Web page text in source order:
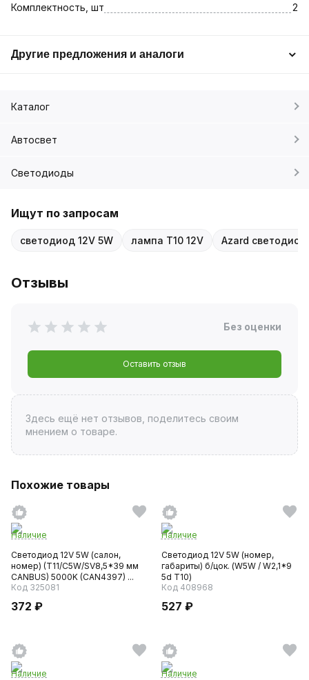
Комплектность, шт 2
Другие предложения и аналоги
Каталог
Автосвет
Светодиоды
Ищут по запросам
светодиод 12V 5W лампа T10 12V Azard светодиод
Отзывы
Без оценки
Оставить отзыв
Здесь ещё нет отзывов, поделитесь своим
мнением о товаре.
Похожие товары
Наличие
Светодиод 12V 5W (салон,
номер) (T11/C5W/SV8,5*39 мм
CANBUS) 5000K (CAN4397) ...
Код 325081
372 ₽
Наличие
Светодиод 12V 5W (номер,
габариты) б/цок. (W5W / W2,1*9
5d T10)
Код 408968
527 ₽
Наличие
Наличие